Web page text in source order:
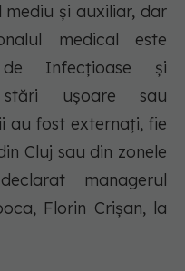
mediu și auxiliar, dar
medical este
Infecțioase și
stări ușoare sau
au fost externați, fie
Cluj sau din zonele
managerul
Florin Crișan, la